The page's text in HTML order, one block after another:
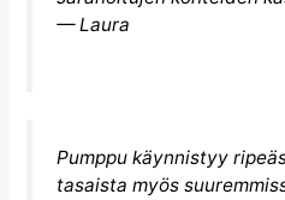
— Laura
Pumppu käynnistyy
tasaista myös